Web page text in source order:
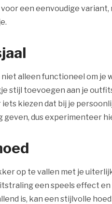
een eenvoudige
niet alleen functioneel om je
stijl toevoegen aan je
kiezen dat bij je
geven, dus experimenteer
op te vallen met je
een speels effect
is, kan een stijlvolle